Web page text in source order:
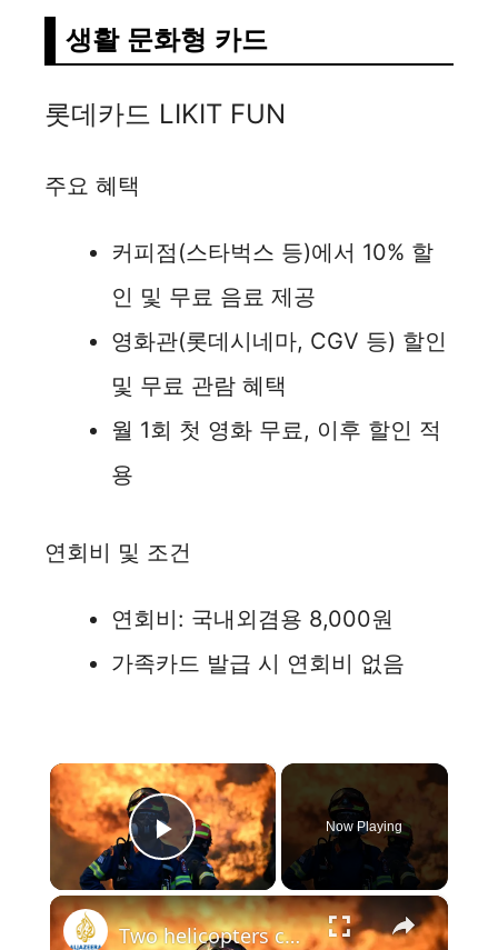
생활 문화형 카드
롯데카드 LIKIT FUN
주요 혜택
커피점(스타벅스 등)에서 10% 할
인 및 무료 음료 제공
영화관(롯데시네마, CGV 등) 할인
및 무료 관람 혜택
월 1회 첫 영화 무료, 이후 할인 적
용
연회비 및 조건
연회비: 국내외겸용 8,000원
가족카드 발급 시 연회비 없음
×
Play Video
Now Playing
×
Two helicopters collide mid-air while tackling wildfires in Greece